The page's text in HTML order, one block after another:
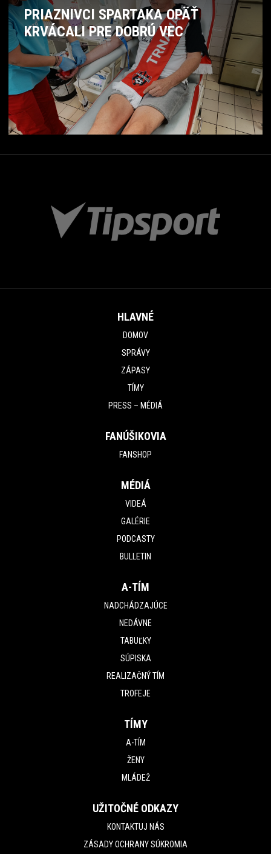
PRIAZNIVCI SPARTAKA OPÄŤ
KRVÁCALI PRE DOBRÚ VEC
HLAVNÉ
DOMOV
SPRÁVY
ZÁPASY
TÍMY
PRESS – MÉDIÁ
FANÚŠIKOVIA
FANSHOP
MÉDIÁ
VIDEÁ
GALÉRIE
PODCASTY
BULLETIN
A-TÍM
NADCHÁDZAJÚCE
NEDÁVNE
TABUĽKY
SÚPISKA
REALIZAČNÝ TÍM
TROFEJE
TÍMY
A-TÍM
ŽENY
MLÁDEŽ
UŽITOČNÉ ODKAZY
KONTAKTUJ NÁS
ZÁSADY OCHRANY SÚKROMIA